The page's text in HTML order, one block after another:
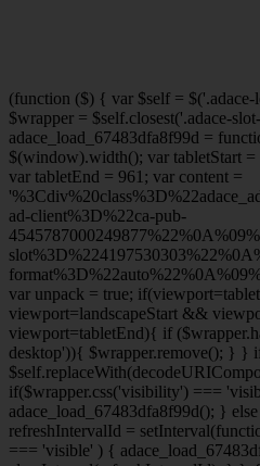
(function ($) { var $self =
$wrapper = $self.closest('.adace-
adace_load_67483dfa8f99d =
$(window).width(); var tabletStart =
var tabletEnd = 961; var content =
ad-client%3D%22ca-pub-
var unpack = true; if(viewport
viewport=landscapeStart &&
viewport=tabletEnd){ if
desktop')){ $wrapper.remove(); } }
if($wrapper.css('visibility') ===
adace_load_67483dfa8f99d(); }
refreshIntervalId =
=== 'visible' ) {